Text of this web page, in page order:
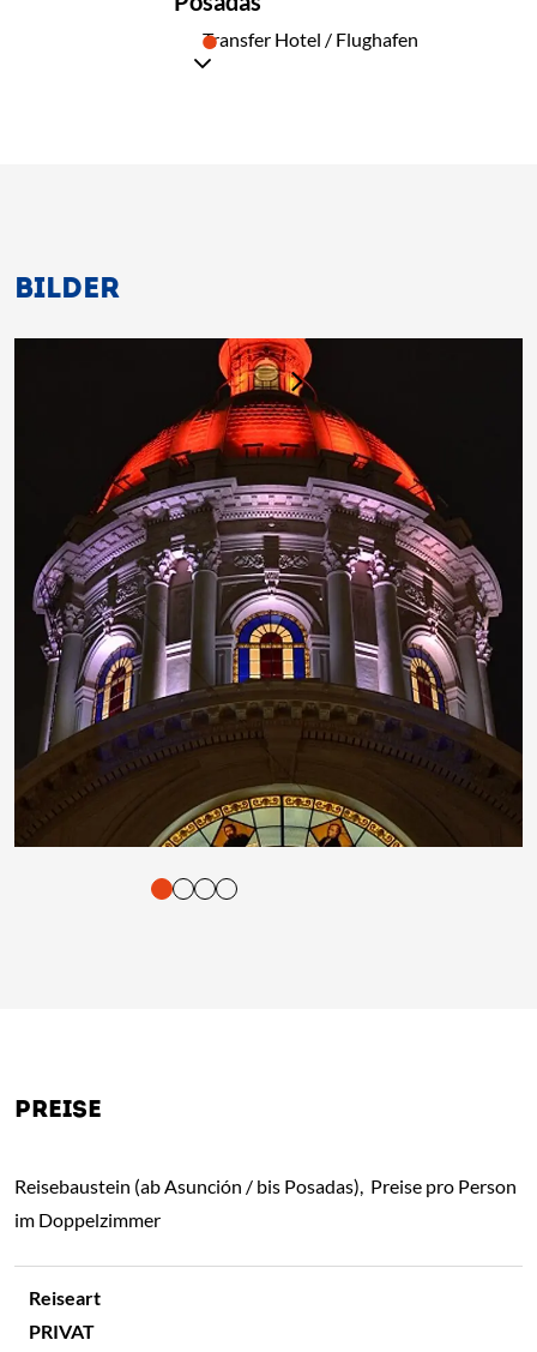
Transfer Hotel / Flughafen
BILDER
und Vorlesen der Inhalte mit Leertaste oder Tabulator-
PREISE
Reisebaustein (ab Asunción / bis Posadas), Preise pro Person
im Doppelzimmer
PRIVAT